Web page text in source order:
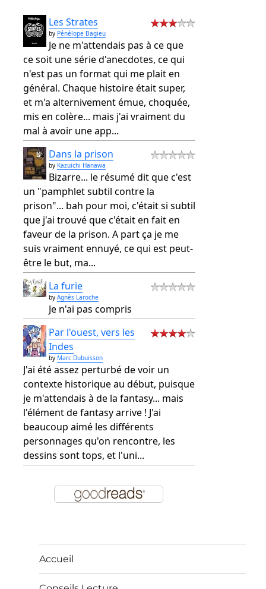
Les Strates
by Pénélope Bagieu
Je ne m'attendais pas à ce que
ce soit une série d'anecdotes, ce qui
n'est pas un format qui me plait en
général. Chaque histoire était super,
et m'a alternivement émue, choquée,
mis en colère... mais j'ai vraiment du
mal à avoir une app...
Dans la prison
by Kazuichi Hanawa
Bizarre... le résumé dit que c'est
un "pamphlet subtil contre la
prison"... bah pour moi, c'était si subtil
que j'ai trouvé que c'était en fait en
faveur de la prison. A part ça je me
suis vraiment ennuyé, ce qui est peut-
être le but, ma...
La furie
byAgnès Laroche
Je n'ai pas compris
Par l'ouest, vers les
Indes
by Marc Dubuisson
J'ai été assez perturbé de voir un
contexte historique au début, puisque
je m'attendais à de la fantasy... mais
l'élément de fantasy arrive ! J'ai
beaucoup aimé les différents
personnages qu'on rencontre, les
dessins sont tops, et l'uni...
Accueil